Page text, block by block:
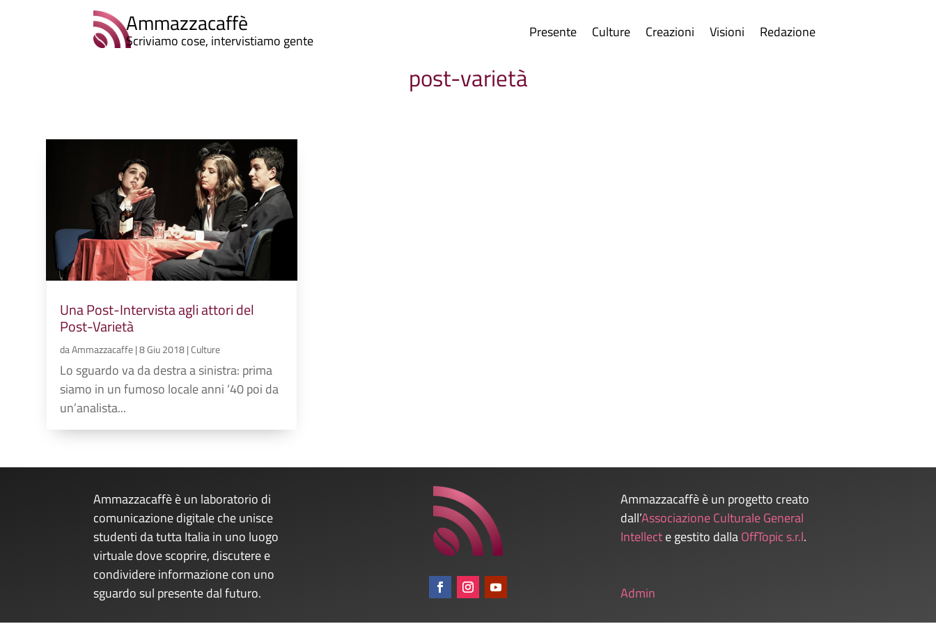
Ammazzacaffè
Scriviamo cose, intervistiamo gente Presente Culture Creazioni Visioni Redazione
post-varietà
Una Post-Intervista agli attori del
Post-Varietà
daAmmazzacaffe|8 Giu 2018|Culture
Lo sguardo va da destra a sinistra: prima
siamo in un fumoso locale anni ‘40 poi da
un’analista...
Ammazzacaffè è un laboratorio di
comunicazione digitale che unisce
studenti da tutta Italia in uno luogo
virtuale dove scoprire, discutere e
condividere informazione con uno
sguardo sul presente dal futuro.
Ammazzacaffè è un progetto creato
dall’Associazione Culturale General
Intellecte gestito dallaOffTopic s.r.l.
Admin